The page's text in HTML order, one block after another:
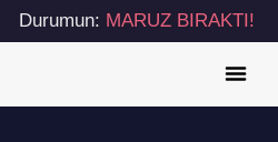
Durumun: MARUZ BIRAKTI!